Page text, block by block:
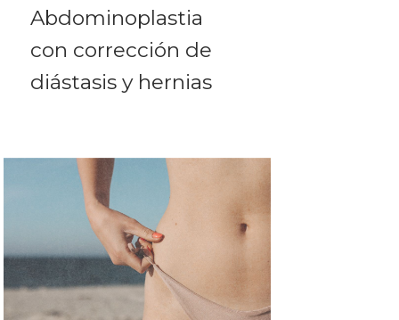
Abdominoplastia
con corrección de
diástasis y hernias